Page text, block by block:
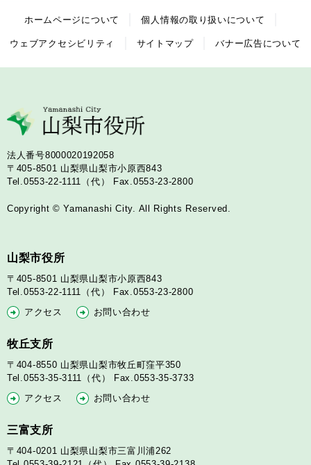
ホームページについて 個人情報の取り扱いについて
ウェブアクセシビリティ サイトマップ バナー広告について
法人番号8000020192058
〒405-8501 山梨県山梨市小原西843
Tel.0553-22-1111（代）
Fax.0553-23-2800
Copyright © Yamanashi City. All Rights Reserved.
山梨市役所
〒405-8501 山梨県山梨市小原西843
Tel.0553-22-1111（代）
Fax.0553-23-2800
アクセス
お問い合わせ
牧丘支所
〒404-8550 山梨県山梨市牧丘町窪平350
Tel.0553-35-3111（代）
Fax.0553-35-3733
アクセス
お問い合わせ
三富支所
〒404-0201 山梨県山梨市三富川浦262